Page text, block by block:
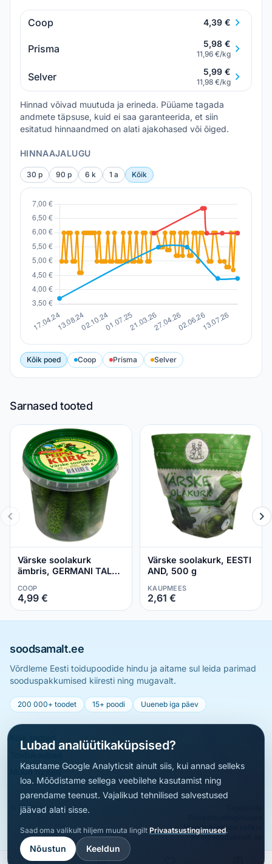
Coop 4,39 €
Prisma 5,98 €
11,96 €/kg
Selver 5,99 €
11,98 €/kg
Hinnad võivad muutuda ja erineda. Püüame tagada
andmete täpsuse, kuid ei saa garanteerida, et siin
esitatud hinnaandmed on alati ajakohased või õiged.
HINNAAJALUGU
30 p 90 p 6 k 1 a Kõik
Kõik poed Coop Prisma Selver
Sarnased tooted
Värske soolakurk
ämbris, GERMANI TALU,
COOP
4,99 €
Värske soolakurk, EESTI
AND, 500 g
KAUPMEES
2,61 €
soodsamalt.ee
Võrdleme Eesti toidupoodide hindu ja aitame sul leida parimad
sooduspakkumised kiiresti ning mugavalt.
200 000+ toodet 15+ poodi Uueneb iga päev
Muud tooted
© 2026 soodsamalt.ee
Muuda küpsiste valikut
info@soodsamalt.ee
Lubad analüütikaküpsised?
Kasutame Google Analyticsit ainult siis, kui annad selleks
loa. Mõõdistame sellega veebilehe kasutamist ning
parendame teenust. Vajalikud tehnilised salvestused
jäävad alati sisse.
Saad oma valikult hiljem muuta lingilt Privaatsustingimused.
Nõustun Keeldun